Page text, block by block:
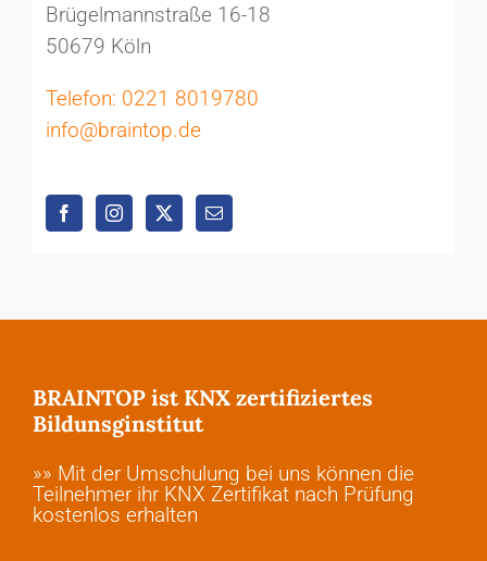
Brügelmannstraße 16-18
50679 Köln
Telefon: 0221 8019780
info@braintop.de
BRAINTOP ist KNX zertifiziertes
Bildunsginstitut
»» Mit der Umschulung bei uns können die
Teilnehmer ihr KNX Zertifikat nach Prüfung
kostenlos erhalten